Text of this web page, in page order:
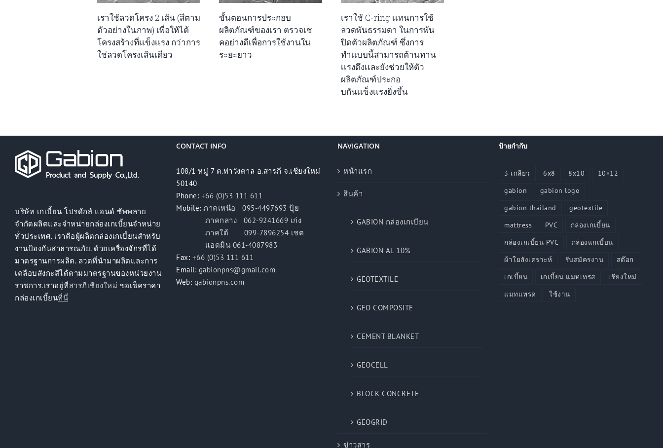
เราใช้ลวดโครง 2 เส้น (สีตาม
ตัวอย่างในภาพ) เพื่อให้ได้
โครงสร้างที่เเข็งเเรง กว่าการ
ใช่ลวดโครงเส้นเดียว
ขั้นตอนการประกอบ
ผลิตภัณฑ์ของเรา ตรวจเช
คอย่างดีเพื่อการใช้งานใน
ระยะยาว
เราใช้ C-ring เเทนการใช้
ลวดพันธรรมดา ในการพัน
ปิดตัวผลิตภัณฑ์ ซึ่งการ
ทำเเบบนี้สามารถต้านทาน
เเรงดึงเเละยังช่วยให้ตัว
ผลิตภัณฑ์ประกอ
บกันเเข็งเเรงยิ่งขึ้น
บริษัท เกเบี้ยน โปรดักส์ แอนด์ ซัพพลาย
จำกัดผลิตและจำหน่ายกล่องเกเบี้ยนจำหน่าย
ทั่วประเทศ. เราคือผู้ผลิตกล่องเกเบี้ยนสำหรับ
งานป้องกันสาธารณภัย. ด้วยเครื่องจักรที่ได้
มาตรฐานการผลิต. ลวดที่นำมาผลิตและการ
เคลือบสังกะสีได้ตามมาตรฐานของหน่วยงาน
ราชการ.เราอยู่ที่สารภีเชียงใหม่ ขอเช็คราคา
กล่องเกเบี้ยนที่นี่
CONTACT INFO
108/1 หมู่ 7 ต.ท่าวังตาล อ.สารภี จ.เชียงใหม่
50140
Phone: +66 (0)53 111 611
Mobile: ภาคเหนือ 095-4497693 ปุ้ย
ภาคกลาง 062-9241669 เก่ง
ภาคใต้ 099-7896254 เชต
แอดมิน 061-4087983
Fax: +66 (0)53 111 611
Email: gabionpns@gmail.com
Web: gabionpns.com
NAVIGATION
หน้าแรก
สินค้า
GABION กล่องเกเบียน
GABION AL 10%
GEOTEXTILE
GEO COMPOSITE
CEMENT BLANKET
GEOCELL
BLOCK CONCRETE
GEOGRID
ข่าวสาร
ป้ายกำกับ
3 เกลียว 6x8 8x10
10×12
gabion
gabion logo
gabion thailand
geotextile
mattress
PVC
กล่องเกเบี้ยน
กล่องเกเบี้ยน PVC
กล่องแกเบี้ยน
ผ้าใยสังเคราะห์
รับสมัครงาน
สต๊อก
เกเบี้ยน
เกเบี้ยน แมทเทรส
เชียงใหม่
แมทแทรด
ใช้งาน